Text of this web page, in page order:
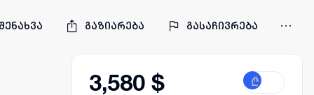
გაზიარება გასაჩივრება
3,580 $ ₾